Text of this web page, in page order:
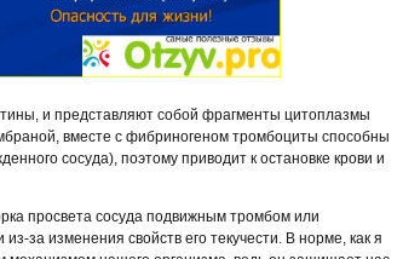
и представляют собой фрагменты цитоплазмы
вместе с фибриногеном тромбоциты способны
сосуда), поэтому приводит к остановке крови и
просвета сосуда подвижным тромбом или
за изменения свойств его текучести. В норме, как я